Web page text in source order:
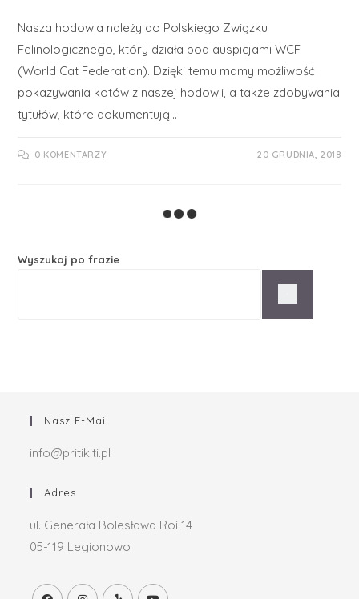
Nasza hodowla należy do Polskiego Związku
Felinologicznego, który działa pod auspicjami WCF
(World Cat Federation). Dzięki temu mamy możliwość
pokazywania kotów z naszej hodowli, a także zdobywania
tytułów, które dokumentują…
0 KOMENTARZY 20 GRUDNIA, 2018
Wyszukaj po frazie
Nasz E-Mail
info@pritikiti.pl
Adres
ul. Generała Bolesława Roi 14
05-119 Legionowo